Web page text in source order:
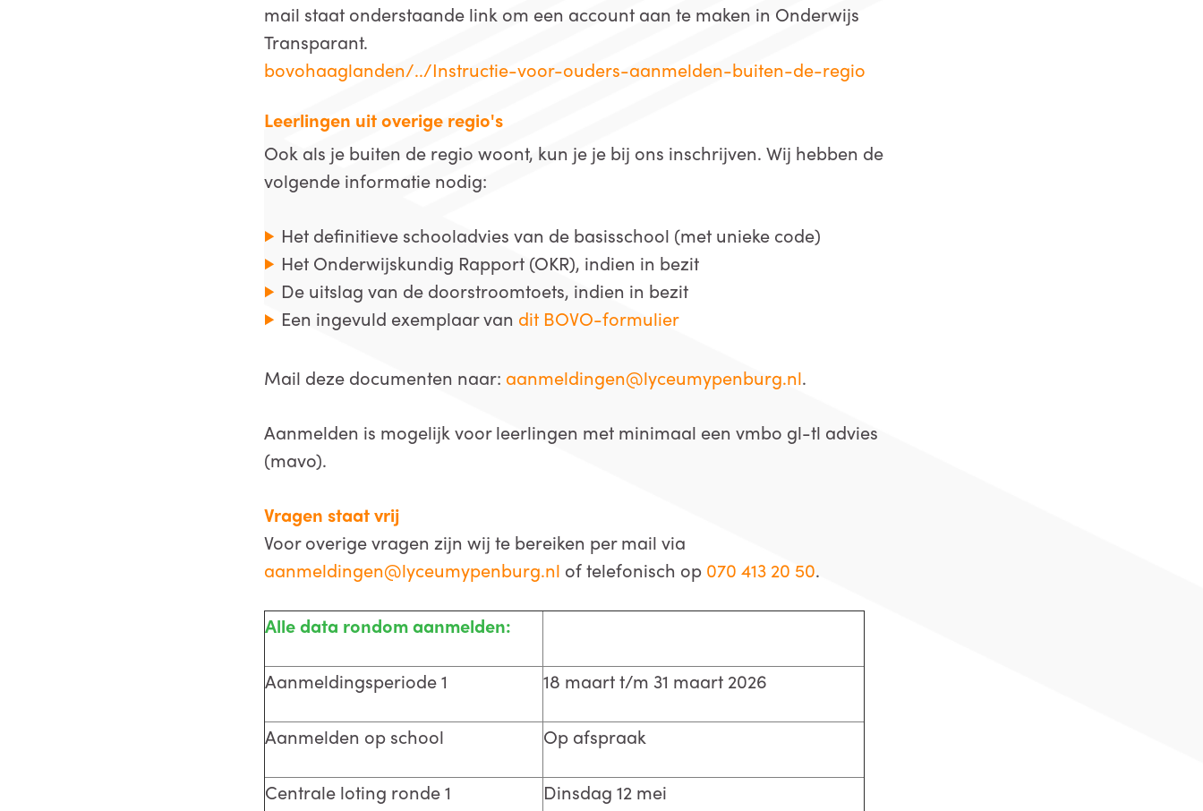
mail staat onderstaande link om een account aan te maken in Onderwijs
Transparant.
bovohaaglanden/../Instructie-voor-ouders-aanmelden-buiten-de-regio
Leerlingen uit overige regio's
Ook als je buiten de regio woont, kun je je bij ons inschrijven. Wij hebben de
volgende informatie nodig:
Het definitieve schooladvies van de basisschool (met unieke code)
Het Onderwijskundig Rapport (OKR), indien in bezit
De uitslag van de doorstroomtoets, indien in bezit
Een ingevuld exemplaar van dit BOVO-formulier
Mail deze documenten naar: aanmeldingen@lyceumypenburg.nl.
Aanmelden is mogelijk voor leerlingen met minimaal een vmbo gl-tl advies
(mavo).
Vragen staat vrij
Voor overige vragen zijn wij te bereiken per mail via
aanmeldingen@lyceumypenburg.nl of telefonisch op 070 413 20 50.
Alle data rondom aanmelden:
Aanmeldingsperiode 1 18 maart t/m 31 maart 2026
Aanmelden op school Op afspraak
Centrale loting ronde 1 Dinsdag 12 mei